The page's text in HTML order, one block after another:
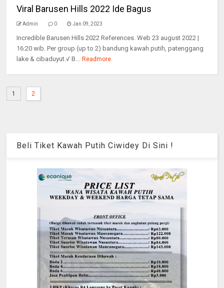
Viral Barusen Hills 2022 Ide Bagus
Admin 0 Jan 09, 2023
Incredible Barusen Hills 2022 References. Web 23 august 2022 |
16:20 wib. Per group (up to 2) bandung kawah putih, patenggang
lake & cibaduyut.√ B... Readmore
1 2
Beli Tiket Kawah Putih Ciwidey Di Sini !